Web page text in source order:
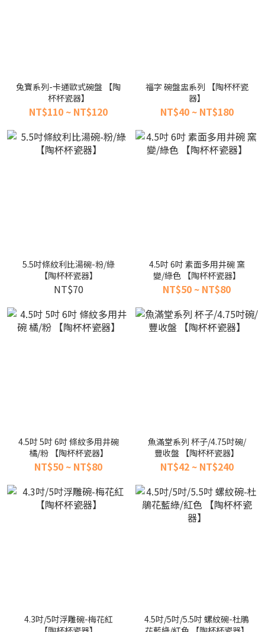
兔寶系列-卡通歐式碗盤 【陶
杯杯瓷器】
NT$110 ~ NT$120
福字 碗盤盅系列 【陶杯杯瓷
器】
NT$40 ~ NT$180
5.5吋條紋利比湯碗-粉/綠
【陶杯杯瓷器】
NT$70
4.5吋 6吋 素面多用井碗 窯
變/綠色 【陶杯杯瓷器】
NT$50 ~ NT$80
4.5吋 5吋 6吋 條紋多用井碗
橘/粉 【陶杯杯瓷器】
NT$50 ~ NT$80
魚滿堂系列 杯子/4.75吋碗/
豐收盤 【陶杯杯瓷器】
NT$42 ~ NT$240
4.3吋/5吋浮雕碗-梅花紅
4.5吋/5吋/5.5吋 螺紋碗-杜鵑